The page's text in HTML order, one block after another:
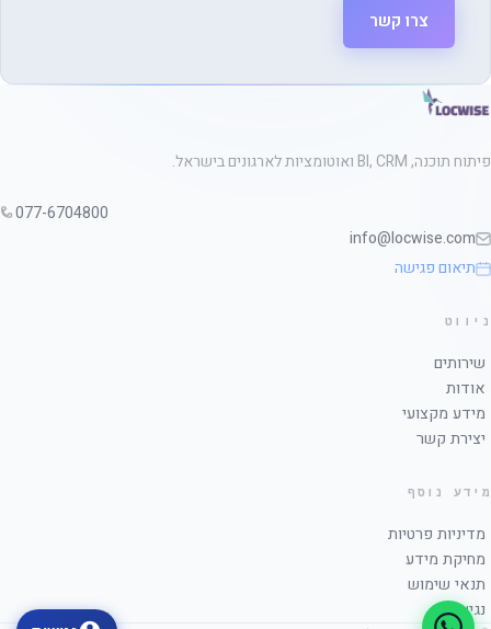
צרו קשר
פיתוח תוכנה, BI, CRM ואוטומציות לארגונים בישראל.
077-6704800
info@locwise.com
תיאום פגישה
ניווט
שירותים
אודות
מידע מקצועי
יצירת קשר
מידע נוסף
מדיניות פרטיות
מחיקת מידע
תנאי שימוש
נגישות